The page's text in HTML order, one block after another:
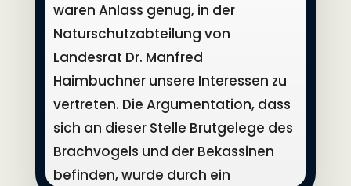
waren Anlass genug, in der
Naturschutzabteilung von
Landesrat Dr. Manfred
Haimbuchner unsere Interessen zu
vertreten. Die Argumentation, dass
sich an dieser Stelle Brutgelege des
Brachvogels und der Bekassinen
befinden, wurde durch ein